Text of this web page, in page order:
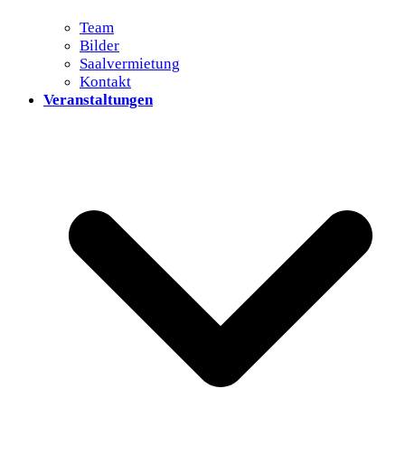
Team
Bilder
Saalvermietung
Kontakt
Veranstaltungen